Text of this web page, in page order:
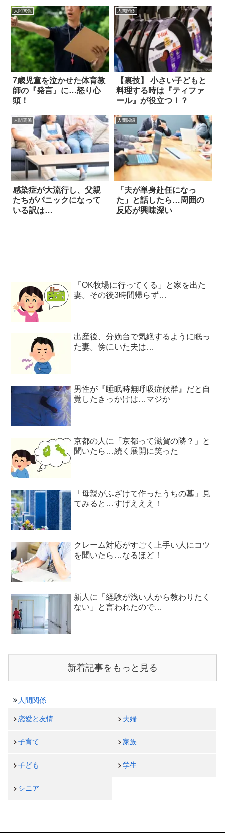
人間関係
7歳児童を泣かせた体育教
師の『発言』に…怒り心
頭！
人間関係
【裏技】 小さい子どもと
料理する時は『ティファ
ール』が役立つ！？
人間関係
感染症が大流行し、父親
たちがパニックになって
いる訳は…
人間関係
「夫が単身赴任になっ
た」と話したら…周囲の
反応が興味深い
「OK牧場に行ってくる」と家を出た
妻。その後3時間帰らず…
出産後、分娩台で気絶するように眠っ
た妻。傍にいた夫は…
男性が『睡眠時無呼吸症候群』だと自
覚したきっかけは…マジか
京都の人に「京都って滋賀の隣？」と
聞いたら…続く展開に笑った
「母親がふざけて作ったうちの墓」見
てみると…すげえええ！
クレーム対応がすごく上手い人にコツ
を聞いたら…なるほど！
新人に「経験が浅い人から教わりたく
ない」と言われたので…
新着記事をもっと見る
人間関係
恋愛と友情 夫婦
子育て 家族
子ども 学生
シニア